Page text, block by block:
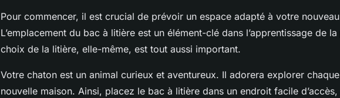
Pour commencer, il est crucial de prévoir un espace adapté à votre
L’emplacement du bac à litière est un élément-clé dans l’apprentissage de
choix de la litière, elle-même, est tout aussi important.
Votre chaton est un animal curieux et aventureux. Il adorera explorer
nouvelle maison. Ainsi, placez le bac à litière dans un endroit facile